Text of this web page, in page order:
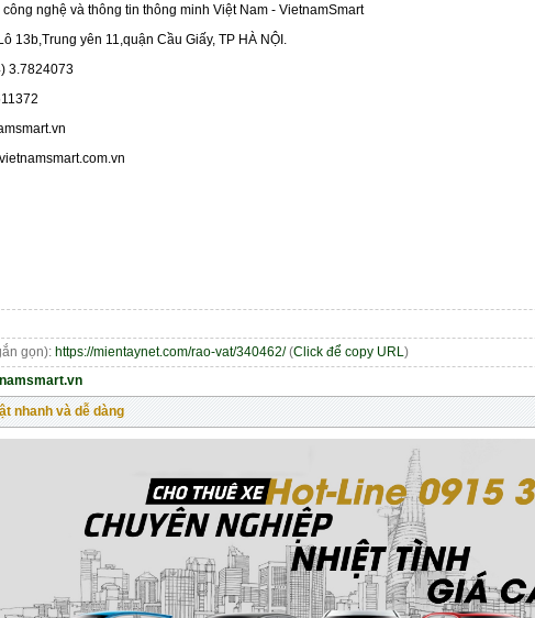
nghệ và thông tin thông minh Việt Nam - VietnamSmart
13b,Trung yên 11,quận Cầu Giấy, TP HÀ NỘI.
3.7824073
gọn): https://mientaynet.com/rao-vat/340462/(Click để copy URL )
nhanh và dễ dàng